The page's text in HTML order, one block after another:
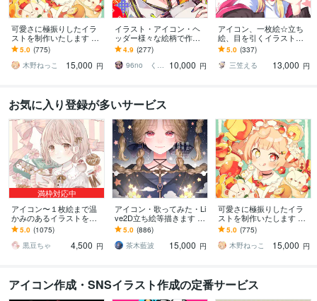
可愛さに極振りしたイラ
ストを制作いたします ★
商用利用＆二次利用込
み！ミニキャラは小物２
点まで無料！★
5.0 (775)
木野ねっこ
15,000 円
イラスト・アイコン・ヘ
ッダー様々な絵柄で作成
します 商用可！似顔絵・
ブログ・インスタ・動画
配信サムネ等用途様々！
4.9 (277)
96no くろの
10,000 円
アイコン、一枚絵☆立ち
絵、目を引くイラスト描
きます イリアム、サム
ネ、live2D、YouTube、歌
ってみたも
5.0 (337)
三笠える
13,000 円
お気に入り登録が多いサービス
満枠対応中
アイコン〜１枚絵まで温
かみのあるイラストを描
きます ★ココナラ自体が
初めての方も、お気軽に
ご相談ください♪★
5.0 (1075)
黒豆ちゃ
4,500 円
アイコン・歌ってみた・Li
ve2D立ち絵等描きます ち
びキャラや配信用イラス
ト等、幅広く制作してい
ます！
5.0 (886)
茶木藍波
15,000 円
可愛さに極振りしたイラ
ストを制作いたします ★
商用利用＆二次利用込
み！ミニキャラは小物２
点まで無料！★
5.0 (775)
木野ねっこ
15,000 円
アイコン作成・SNSイラスト作成の定番サービス